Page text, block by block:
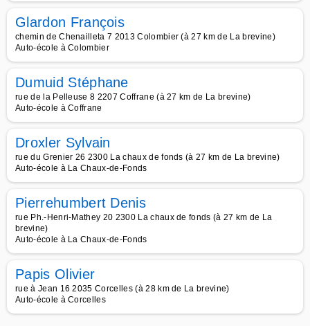
Glardon François
chemin de Chenailleta 7 2013 Colombier (à 27 km de La brevine)
Auto-école à Colombier
Dumuid Stéphane
rue de la Pelleuse 8 2207 Coffrane (à 27 km de La brevine)
Auto-école à Coffrane
Droxler Sylvain
rue du Grenier 26 2300 La chaux de fonds (à 27 km de La brevine)
Auto-école à La Chaux-de-Fonds
Pierrehumbert Denis
rue Ph.-Henri-Mathey 20 2300 La chaux de fonds (à 27 km de La
brevine)
Auto-école à La Chaux-de-Fonds
Papis Olivier
rue à Jean 16 2035 Corcelles (à 28 km de La brevine)
Auto-école à Corcelles